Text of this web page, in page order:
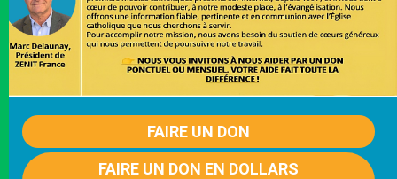
FAIRE UN DON
FAIRE UN DON EN DOLLARS